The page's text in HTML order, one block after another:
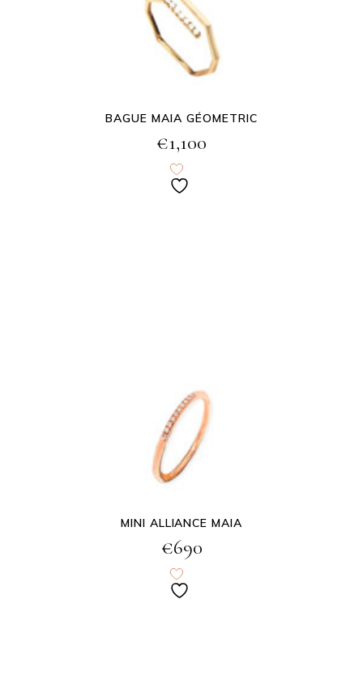
BAGUE MAIA GÉOMETRIC
€1,100
MINI ALLIANCE MAIA
€690